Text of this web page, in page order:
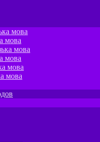
мова
мова
мова
мова
мова
мова